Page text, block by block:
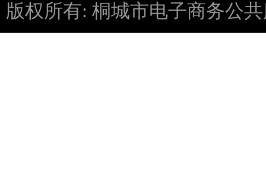
版权所有: 桐城市电子商务公